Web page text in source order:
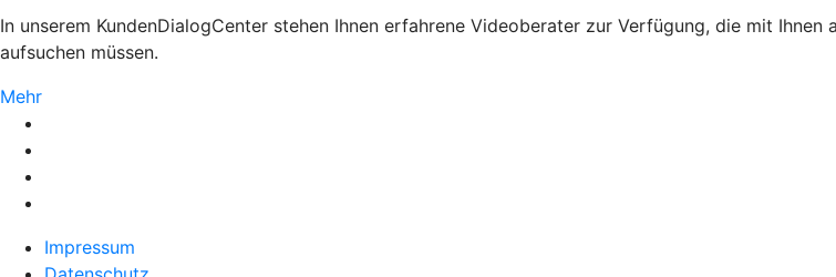
In unserem KundenDialogCenter stehen Ihnen erfahrene Videoberater zur Verfügung, die mit
aufsuchen müssen.
Mehr
Impressum